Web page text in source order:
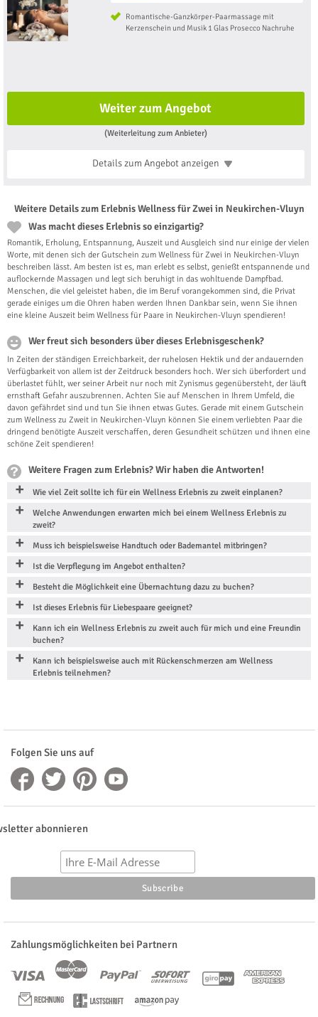
Romantische-Ganzkörper-Paarmassage mit
Kerzenschein und Musik 1 Glas Prosecco Nachruhe
Weiter zum Angebot
(Weiterleitung zum Anbieter)
Details zum Angebotanzeigen
Weitere Details zum Erlebnis Wellness für Zwei in Neukirchen-Vluyn
Was macht dieses Erlebnis so einzigartig?
Romantik, Erholung, Entspannung, Auszeit und Ausgleich sind nur einige der vielen
Worte, mit denen sich der Gutschein zum Wellness für Zwei in Neukirchen-Vluyn
beschreiben lässt. Am besten ist es, man erlebt es selbst, genießt entspannende und
auflockernde Massagen und legt sich beruhigt in das wohltuende Dampfbad.
Menschen, die viel geleistet haben, die im Beruf vorangekommen sind, die Privat
gerade einiges um die Ohren haben werden Ihnen Dankbar sein, wenn Sie ihnen
eine kleine Auszeit beim Wellness für Paare in Neukirchen-Vluyn spendieren!
Wer freut sich besonders über dieses Erlebnisgeschenk?
In Zeiten der ständigen Erreichbarkeit, der ruhelosen Hektik und der andauernden
Verfügbarkeit von allem ist der Zeitdruck besonders hoch. Wer sich überfordert und
überlastet fühlt, wer seiner Arbeit nur noch mit Zynismus gegenübersteht, der läuft
ernsthaft Gefahr auszubrennen. Achten Sie auf Menschen in Ihrem Umfeld, die
davon gefährdet sind und tun Sie ihnen etwas Gutes. Gerade mit einem Gutschein
zum Wellness zu Zweit in Neukirchen-Vluyn können Sie einem verliebten Paar die
dringend benötigte Auszeit verschaffen, deren Gesundheit schützen und ihnen eine
schöne Zeit spendieren!
Weitere Fragen zum Erlebnis? Wir haben die Antworten!
Wie viel Zeit sollte ich für ein Wellness Erlebnis zu zweit einplanen?
Welche Anwendungen erwarten mich bei einem Wellness Erlebnis zu
zweit?
Muss ich beispielsweise Handtuch oder Bademantel mitbringen?
Ist die Verpflegung im Angebot enthalten?
Besteht die Möglichkeit eine Übernachtung dazu zu buchen?
Ist dieses Erlebnis für Liebespaare geeignet?
Kann ich ein Wellness Erlebnis zu zweit auch für mich und eine Freundin
buchen?
Kann ich beispielsweise auch mit Rückenschmerzen am Wellness
Erlebnis teilnehmen?
Folgen Sie uns auf
abonnieren
Zahlungsmöglichkeiten bei Partnern